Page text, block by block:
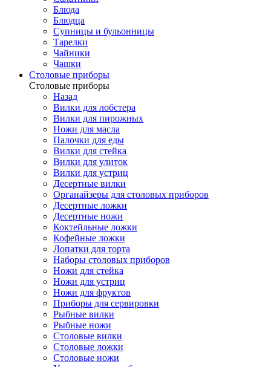
Блюда
Блюдца
Супницы и бульонницы
Тарелки
Чайники
Чашки
Cтоловые приборы
Cтоловые приборы
Назад
Вилки для лобстера
Вилки для пирожных
Ножи для масла
Палочки для еды
Вилки для стейка
Вилки для улиток
Вилки для устриц
Десертные вилки
Органайзеры для столовых приборов
Десертные ложки
Десертные ножи
Коктейльные ложки
Кофейные ложки
Лопатки для торта
Наборы столовых приборов
Ножи для стейка
Ножи для устриц
Ножи для фруктов
Приборы для сервировки
Рыбные вилки
Рыбные ножи
Столовые вилки
Столовые ложки
Столовые ножи